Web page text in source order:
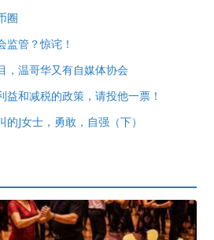
圈
监管？惊诧！
，温哥华又有自媒体协会
益和减税的政策，请投他一票！
J女士，勇敢，自强（下）